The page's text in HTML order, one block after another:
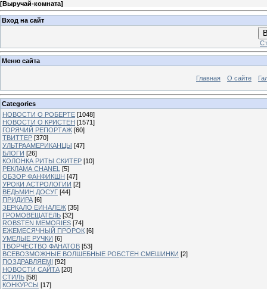
[Выручай-комната]
Вход на сайт
Меню сайта
Главная О сайте
Categories
НОВОСТИ О РОБЕРТЕ [1048]
НОВОСТИ О КРИСТЕН [1571]
ГОРЯЧИЙ РЕПОРТАЖ [60]
ТВИТТЕР [370]
УЛЬТРААМЕРИКАНЦЫ [47]
БЛОГИ [26]
КОЛОНКА РИТЫ СКИТЕР [10]
РЕКЛАМА CHANEL [5]
ОБЗОР ФАНФИКШН [47]
УРОКИ АСТРОЛОГИИ [2]
ВЕДЬМИН ДОСУГ [44]
ПРИДИРА [6]
ЗЕРКАЛО ЕИНАЛЕЖ [35]
ГРОМОВЕЩАТЕЛЬ [32]
ROBSTEN MEMORIES [74]
ЕЖЕМЕСЯЧНЫЙ ПРОРОК [6]
УМЕЛЫЕ РУЧКИ [6]
ТВОРЧЕСТВО ФАНАТОВ [53]
ВСЕВОЗМОЖНЫЕ ВОЛШЕБНЫЕ РОБСТЕН СМЕШИНКИ [2]
ПОЗДРАВЛЯЕМ! [92]
НОВОСТИ САЙТА [20]
СТИЛЬ [58]
КОНКУРСЫ [17]